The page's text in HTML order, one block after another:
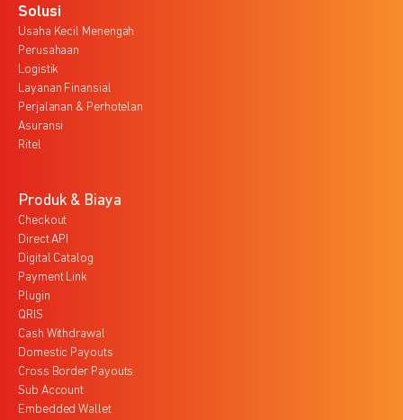
Solusi
Usaha Kecil Menengah
Perusahaan
Logistik
Layanan Finansial
Perjalanan & Perhotelan
Asuransi
Ritel
Produk & Biaya
Checkout
Direct API
Digital Catalog
Payment Link
Plugin
QRIS
Cash Withdrawal
Domestic Payouts
Cross Border Payouts
Sub Account
Embedded Wallet